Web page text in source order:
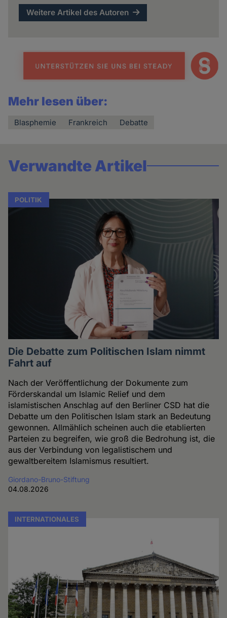
Weitere Artikel des Autoren
Mehr lesen über:
Blasphemie Frankreich Debatte
Verwandte Artikel
POLITIK
Die Debatte zum Politischen Islam nimmt
Fahrt auf
Nach der Veröffentlichung der Dokumente zum
Förderskandal um Islamic Relief und dem
islamistischen Anschlag auf den Berliner CSD hat die
Debatte um den Politischen Islam stark an Bedeutung
gewonnen. Allmählich scheinen auch die etablierten
Parteien zu begreifen, wie groß die Bedrohung ist, die
aus der Verbindung von legalistischem und
gewaltbereitem Islamismus resultiert.
Giordano-Bruno-Stiftung
04.08.2026
INTERNATIONALES